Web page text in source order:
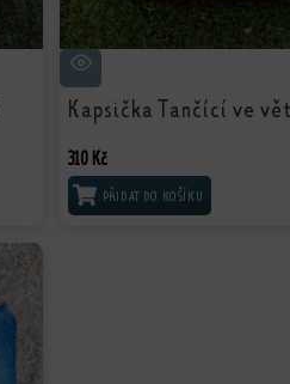
Kapsička Tančící ve
310 Kč
PŘIDAT DO KOŠÍKU